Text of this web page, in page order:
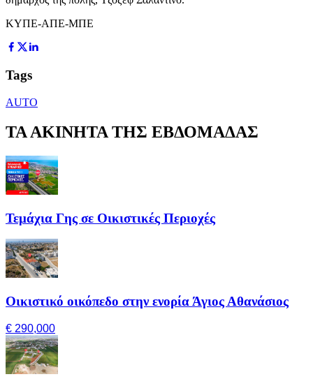
ΚΥΠΕ-ΑΠΕ-ΜΠΕ
Tags
AUTO
ΤΑ ΑΚΙΝΗΤΑ ΤΗΣ ΕΒΔΟΜΑΔΑΣ
Τεμάχια Γης σε Οικιστικές Περιοχές
Οικιστικό οικόπεδο στην ενορία Άγιος Αθανάσιος
€ 290,000